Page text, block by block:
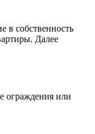
в собственность
Далее
ограждения или